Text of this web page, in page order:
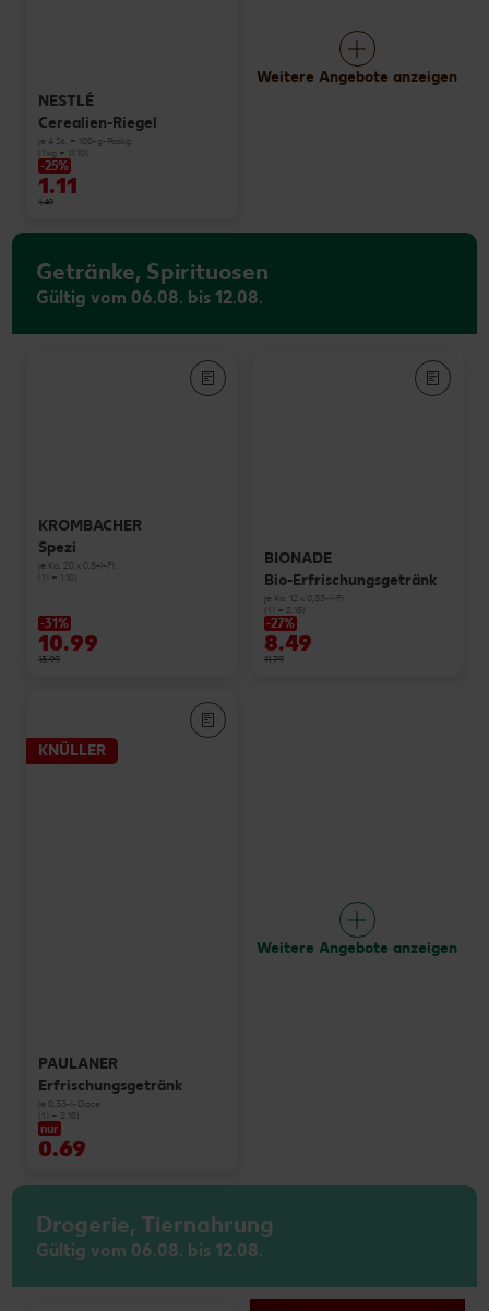
NESTLÉ
Cerealien-Riegel
je 4 St. = 100-g-Packg.
(1 kg = 11.10)
-25%
1.11
1.49
Weitere Angebote anzeigen
Getränke, Spirituosen
Gültig vom 06.08. bis 12.08.
KROMBACHER
Spezi
je Ka. 20 x 0,5-l-Fl.
(1 l = 1.10)
-31%
10.99
15.99
BIONADE
Bio-Erfrischungsgetränk
je Ka. 12 x 0,33-l-Fl.
(1 l = 2.15)
-27%
8.49
11.79
KNÜLLER
PAULANER
Erfrischungsgetränk
je 0,33-l-Dose
(1 l = 2.10)
nur
0.69
Weitere Angebote anzeigen
Drogerie, Tiernahrung
Gültig vom 06.08. bis 12.08.